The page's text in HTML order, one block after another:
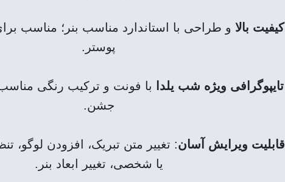
کیفیت بالا و طراحی با استاندارد مناسب بنر؛ مناسب
پوستر.
تایپوگرافی ویژه شب یلدا
با فونت و ترکیب رنگی
جشن.
قابلیت ویرایش آسان: تغییر متن تبریک، افزودن لوگو،
یا شخصی، تغییر ابعاد بنر.